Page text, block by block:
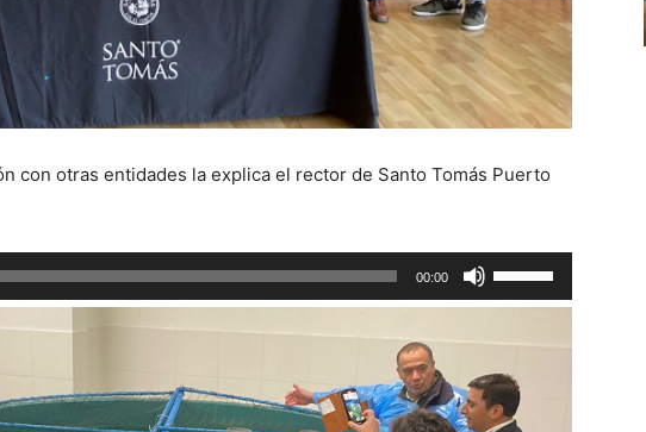
con otras entidades la explica el rector de Santo Tomás Puerto
00:00
las
flecha
arriba/abajo